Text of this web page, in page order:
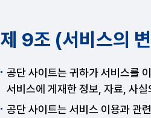
제 9조 (서비스의
공단 사이트는 귀하가 서비스를
서비스에 게재한 정보, 자료, 사
공단 사이트는 서비스 이용과 관